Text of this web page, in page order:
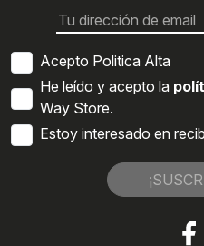
Acepto Politica Alta
He leído y acepto la
Way Store.
Estoy interesado en